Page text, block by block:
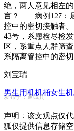
绝，两人意见相左
言？ 病例127：居
控中的密切接触者
43号，系愿检尽检
区，系重点人群筛
系隔离管控中的密切
刘宝瑞
男生用机机桶女生
发布于：通城县
声明：该文观点仅
狐仅提供信息存储空